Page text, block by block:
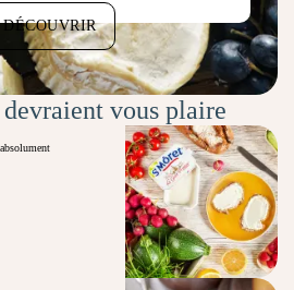
DÉCOUVRIR
vous plaire